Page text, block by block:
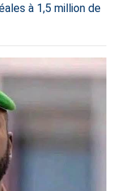
à 1,5 million de